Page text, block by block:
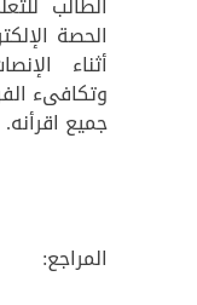
الحصة
أثناء
وتكافىء
جميع اقرأنه.
المراجع: